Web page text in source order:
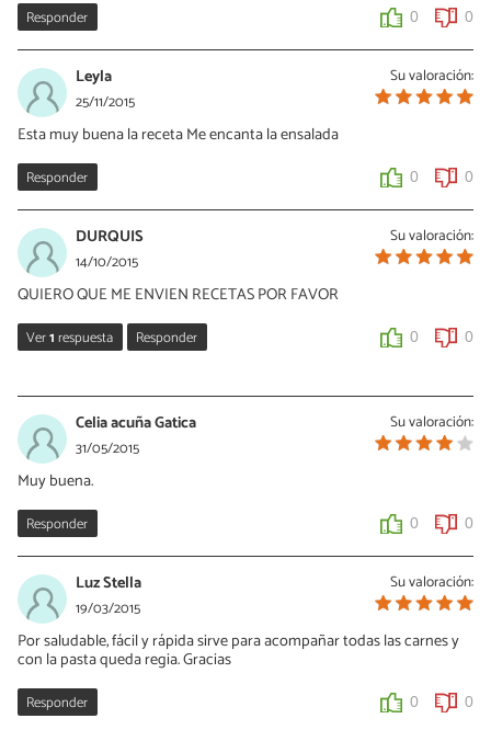
Responder 0 0
Su valoración:
Leyla
25/11/2015
Esta muy buena la receta Me encanta la ensalada
Responder 0 0
Su valoración:
DURQUIS
14/10/2015
QUIERO QUE ME ENVIEN RECETAS POR FAVOR
Ver1respuesta Responder 0 0
15/10/2015
Hola Durquis, para recibir recetas puedes seguir a tus cocineros
favoritos o descargar nuestra App Recetas de Cocina Gratis
https://play.google.com/store/apps/details?
Su valoración:
Celia acuña Gatica
31/05/2015
Muy buena.
Responder 0 0
Su valoración:
Luz Stella
19/03/2015
Por saludable, fácil y rápida sirve para acompañar todas las carnes y
con la pasta queda regia. Gracias
Responder 0 0